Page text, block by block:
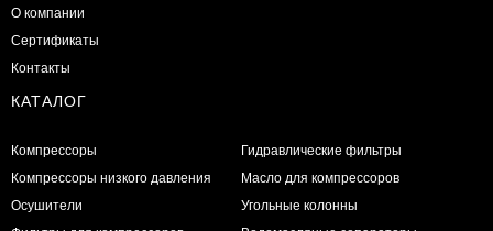
О компании
Сертификаты
Контакты
КАТАЛОГ
Компрессоры
Компрессоры низкого давления
Осушители
Гидравлические фильтры
Масло для компрессоров
Угольные колонны